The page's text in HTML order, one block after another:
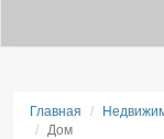
Главная
Дом